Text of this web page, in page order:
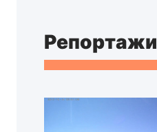
Репортажи